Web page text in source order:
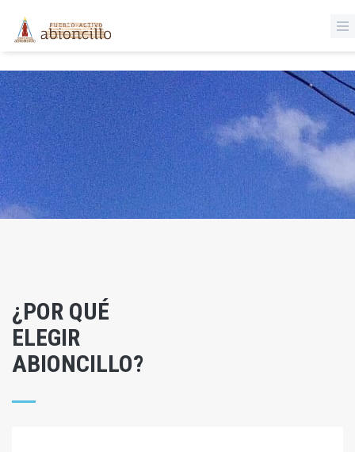
Pasar al contenido principal
¿POR QUÉ
ELEGIR
ABIONCILLO?